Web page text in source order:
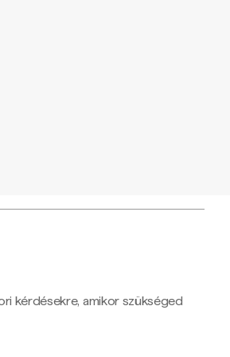
kérdésekre, amikor szükséged